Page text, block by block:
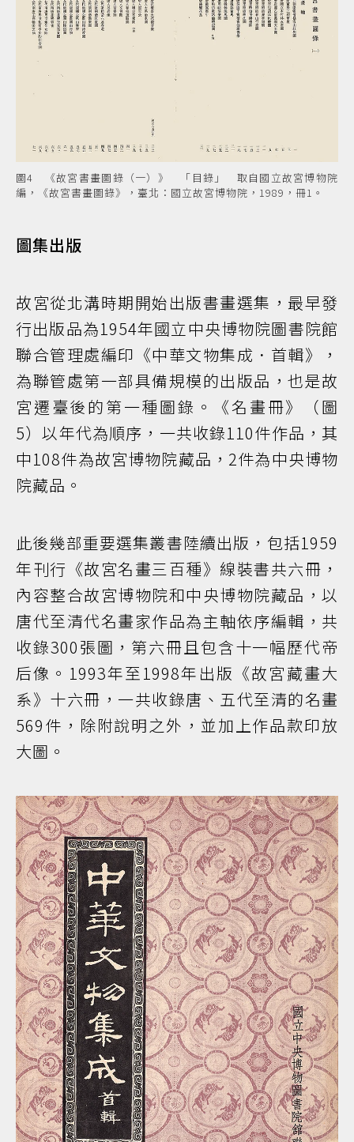
圖4 《故宮書畫圖錄（一）》 「目錄」 取自國立故宮博物院
編，《故宮書畫圖錄》，臺北：國立故宮博物院，1989，冊1。
圖集出版
故宮從北溝時期開始出版書畫選集，最早發
行出版品為1954年國立中央博物院圖書院館
聯合管理處編印《中華文物集成．首輯》，
為聯管處第一部具備規模的出版品，也是故
宮遷臺後的第一種圖錄。《名畫冊》（圖
5）以年代為順序，一共收錄110件作品，其
中108件為故宮博物院藏品，2件為中央博物
院藏品。
此後幾部重要選集叢書陸續出版，包括1959
年刊行《故宮名畫三百種》線裝書共六冊，
內容整合故宮博物院和中央博物院藏品，以
唐代至清代名畫家作品為主軸依序編輯，共
收錄300張圖，第六冊且包含十一幅歷代帝
后像。1993年至1998年出版《故宮藏畫大
系》十六冊，一共收錄唐、五代至清的名畫
569件，除附說明之外，並加上作品款印放
大圖。